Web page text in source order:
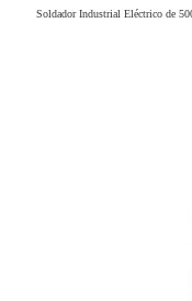
Soldador Industrial Eléctrico de